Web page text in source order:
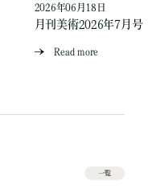
2026年06月18日
月刊美術2026年7月号
Read more
一覧